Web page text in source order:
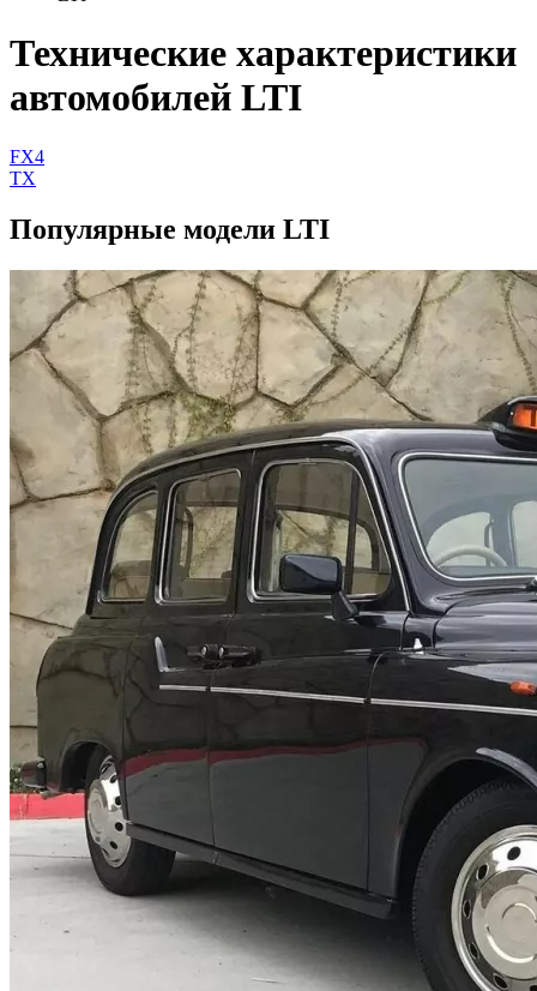
Технические характеристики
автомобилей LTI
FX4
TX
Популярные модели LTI